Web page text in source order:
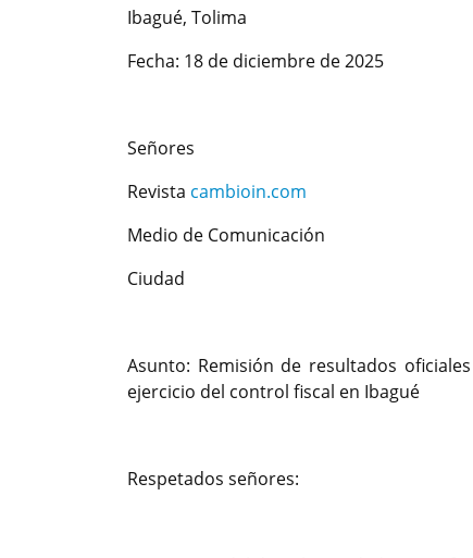
Ibagué, Tolima
Fecha: 18 de diciembre de 2025
Señores
Revista cambioin.com
Medio de Comunicación
Ciudad
Asunto: Remisión de resultados
ejercicio del control fiscal en Ibagué
Respetados señores: